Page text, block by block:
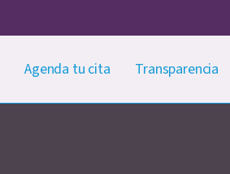
Agenda tu cita Transparencia